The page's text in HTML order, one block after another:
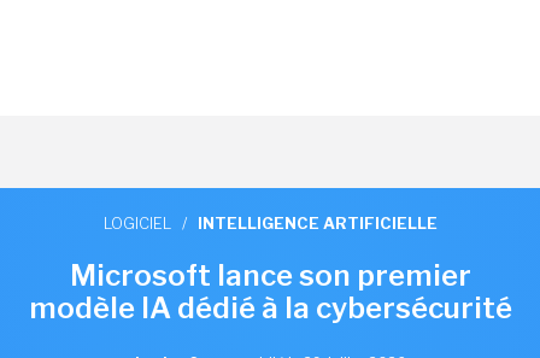
LOGICIEL / INTELLIGENCE ARTIFICIELLE
Microsoft lance son premier
modèle IA dédié à la cybersécurité